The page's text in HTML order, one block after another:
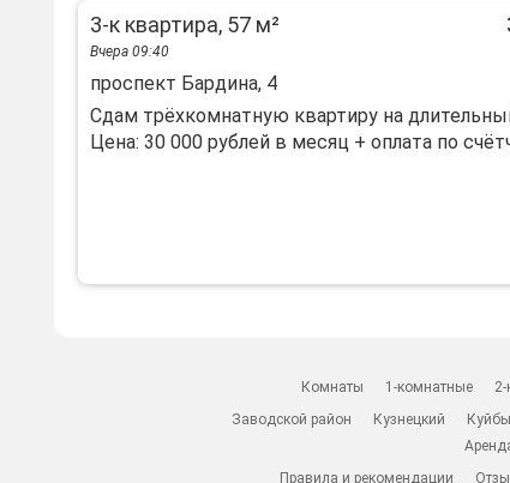
3-к квартира, 57 м²
Вчера 09:40
проспект Бардина, 4
Сдам трёхкомнатную квартиру на
Цена: 30 000 рублей в месяц + оплата по
Комнаты 1-комнатные
Заводской район
Кузнецкий
Правила и рекомендации